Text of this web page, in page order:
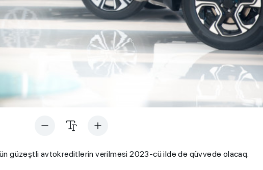
güzəştli avtokreditlərin verilməsi 2023-cü ildə də qüvvədə olacaq.